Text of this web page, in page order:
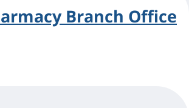
Branch Office